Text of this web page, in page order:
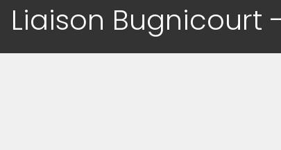
Liaison Bugnicourt